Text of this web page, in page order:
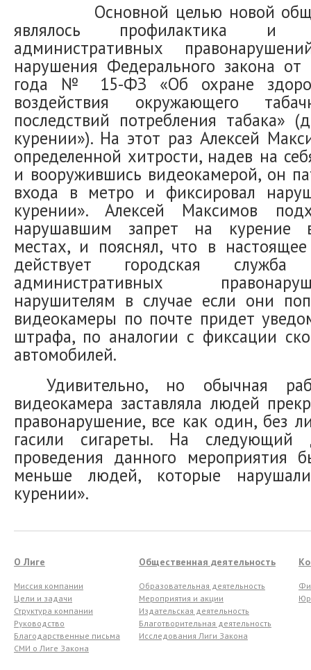
Основной целью новой
являлось профилактика и
административных
нарушения Федерального закона
года № 15-ФЗ «Об охране
воздействия окружающего
последствий потребления табака»
курении»). На этот раз Алексей
определенной хитрости, надев на
и вооружившись видеокамерой, он
входа в метро и фиксировал
курении». Алексей Максимов
нарушавшим запрет на курение
местах, и пояснял, что в
действует городская
административных
нарушителям в случае если они
видеокамеры по почте придет
штрафа, по аналогии с фиксации
автомобилей.
Удивительно, но обычная
видеокамера заставляла людей
правонарушение, все как один, без
гасили сигареты. На
проведения данного мероприятия
меньше людей, которые
курении».
О Лиге
Миссия компании
Цели и задачи
Структура компании
Руководство
Благодарственные письма
СМИ о Лиге Закона
Общественная деятельность
Образовательная деятельность
Мероприятия и акции
Издательская деятельность
Благотворительная деятельность
Исследования Лиги Закона